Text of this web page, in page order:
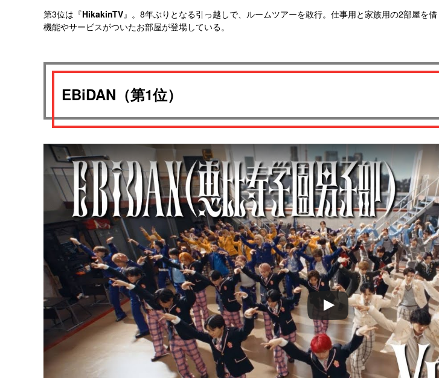
第3位は『HikakinTV』。8年ぶりとなる引っ越しで、ルームツアーを敢行。仕事用と家族用の2部屋を
機能やサービスがついたお部屋が登場している。
EBiDAN（第1位）